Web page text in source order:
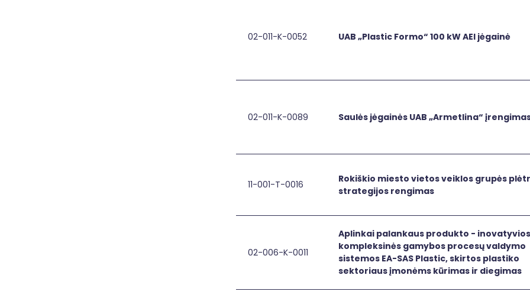
Vandens
pajėgumų
“ANI
UAB „Plastic Formo“ 100 kW AEI jėgainė
02-011-K-0052
UAB
100
jėgainė
UAB „Plastic Formo“ 100 kW AEI jėgainė
Saulės jėgainės UAB „Armetlina“ įrengimas
02-011-K-0089
Saulės
įrengimas
Saulės jėgainės UAB „Armetlina“
Rokiškio miesto vietos veiklos grupės plėtros strategijos
11-001-T-0016
Rokiškio
vietos
veiklos
grupės
plėtros
strategijos
rengimas
Rokiškio miesto vietos veiklos grupės
strategijos rengimas
Aplinkai palankaus produkto - inovatyvios kompleksinės
02-006-K-0011
Aplinkai
palankaus
Aplinkai palankaus produkto - inovatyvios
kompleksinės gamybos procesų valdymo
sistemos EA-SAS Plastic, skirtos plastiko
sektoriaus įmonėms kūrimas ir diegimas